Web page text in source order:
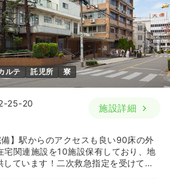
詳細を見る
一般病院
一時募集休止
3.7ヶ月
務未経験可 ブランク可
第二新卒可
万円以上可
詳細を見る
一般病院
与2回
ルテ 託児所 寮
25-20
施設詳細
】駅からのアクセスも良い90床の外
関連施設を10施設保有しており、地
ています！二次救急指定を受けてい